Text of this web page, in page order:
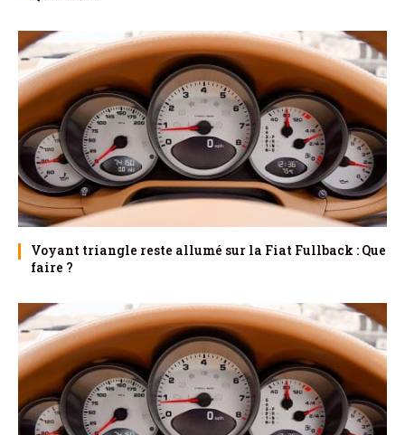
Voyant triangle reste allumé sur la Fiat Fullback : Que
faire ?